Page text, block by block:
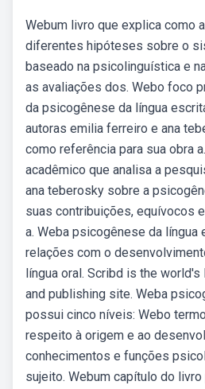
Webum livro que explica como
diferentes hipóteses sobre o
baseado na psicolinguística e
as avaliações dos. Webo foco
da psicogênese da língua
autoras emilia ferreiro e ana
como referência para sua obra
acadêmico que analisa a
ana teberosky sobre a
suas contribuições, equívocos
a. Weba psicogênese da língua
relações com o
língua oral. Scribd is the
and publishing site. Weba
possui cinco níveis: Webo
respeito à origem e ao
conhecimentos e funções
sujeito. Webum capítulo do